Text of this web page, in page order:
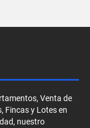
Venta de
Fincas y Lotes en
nuestro